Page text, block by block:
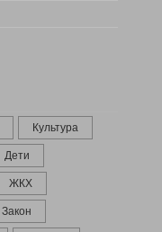
Культура
Дети
ЖКХ
Закон